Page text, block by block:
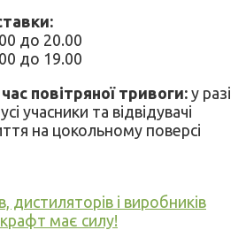
до 20.00
до 19.00
повітряної тривоги: у разі
учасники та відвідувачі
на цокольному поверсі
дистиляторів і виробників
крафт має силу!